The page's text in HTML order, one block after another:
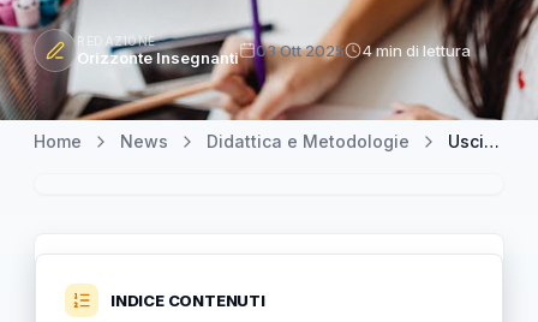
REDAZIONE
Orizzonte Insegnanti 03 Ott 2025 4 min di lettura
Home News Didattica e Metodologie Uscita imminente: il nuovo fumetto educativo “La Goccia” per le scuole sulla prevenzione delle alluvioni
INDICE CONTENUTI